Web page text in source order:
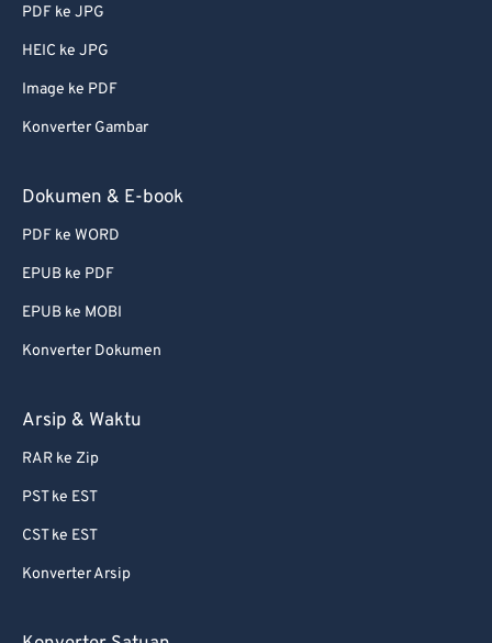
PDF ke JPG
HEIC ke JPG
Image ke PDF
Konverter Gambar
Dokumen & E-book
PDF ke WORD
EPUB ke PDF
EPUB ke MOBI
Konverter Dokumen
Arsip & Waktu
RAR ke Zip
PST ke EST
CST ke EST
Konverter Arsip